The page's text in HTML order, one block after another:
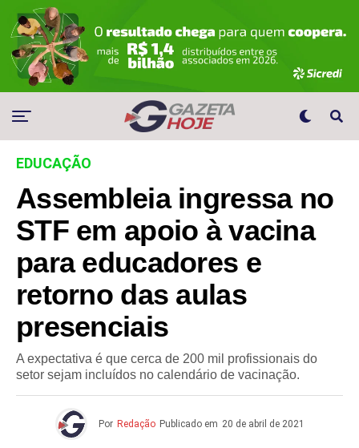
EDUCAÇÃO
Assembleia ingressa no
STF em apoio à vacina
para educadores e
retorno das aulas
presenciais
A expectativa é que cerca de 200 mil profissionais do
setor sejam incluídos no calendário de vacinação.
Por Redação Publicado em 20 de abril de 2021